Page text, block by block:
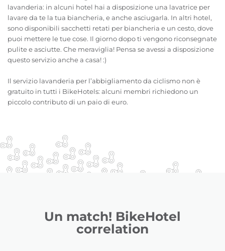
lavanderia: in alcuni hotel hai a disposizione una lavatrice per
lavare da te la tua biancheria, e anche asciugarla. In altri hotel,
sono disponibili sacchetti retati per biancheria e un cesto, dove
puoi mettere le tue cose. Il giorno dopo ti vengono riconsegnate
pulite e asciutte. Che meraviglia! Pensa se avessi a disposizione
questo servizio anche a casa! :)
Il servizio lavanderia per l’abbigliamento da ciclismo non è
gratuito in tutti i BikeHotels: alcuni membri richiedono un
piccolo contributo di un paio di euro.
Un match! BikeHotel
correlation